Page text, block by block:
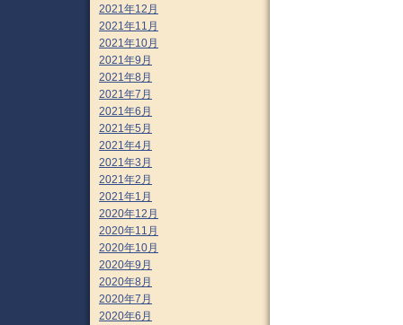
2021年12月
2021年11月
2021年10月
2021年9月
2021年8月
2021年7月
2021年6月
2021年5月
2021年4月
2021年3月
2021年2月
2021年1月
2020年12月
2020年11月
2020年10月
2020年9月
2020年8月
2020年7月
2020年6月